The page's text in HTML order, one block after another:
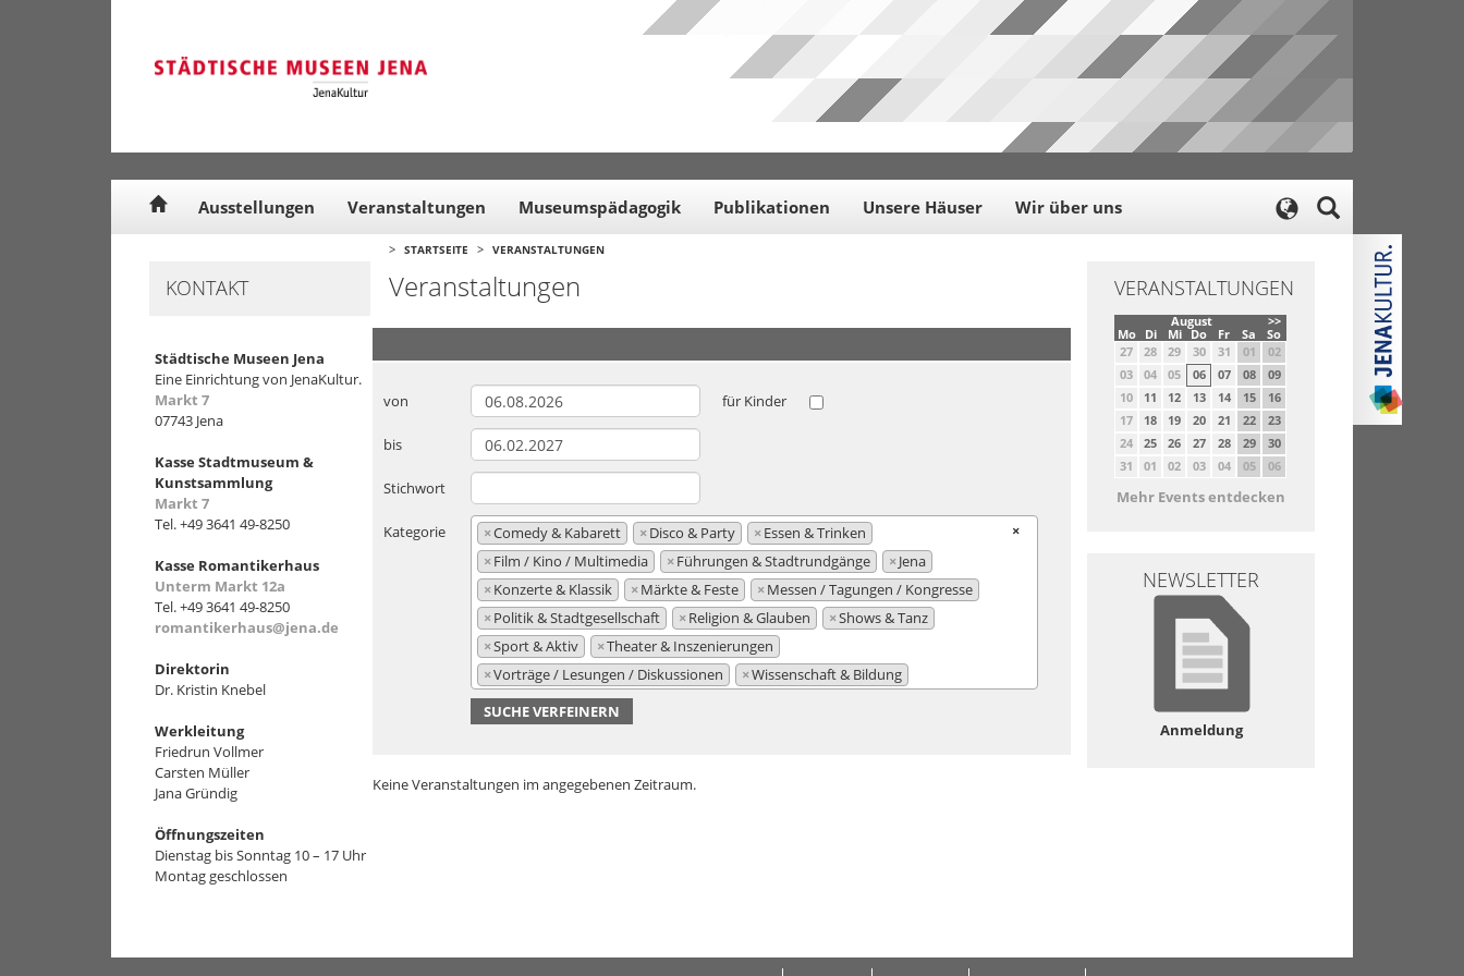
Ausstellungen Veranstaltungen Museumspädagogik Publikationen Unsere Häuser Wir über uns
KONTAKT
Städtische Museen Jena
Eine Einrichtung von JenaKultur.
Markt 7
07743 Jena
Kasse Stadtmuseum &
Kunstsammlung
Markt 7
Tel. +49 3641 49-8250
Kasse Romantikerhaus
Unterm Markt 12a
Tel. +49 3641 49-8250
romantikerhaus@jena.de
Direktorin
Dr. Kristin Knebel
Werkleitung
Friedrun Vollmer
Carsten Müller
Jana Gründig
Öffnungszeiten
Dienstag bis Sonntag 10 – 17 Uhr
Montag geschlossen
> STARTSEITE > VERANSTALTUNGEN
Veranstaltungen
von für Kinder
bis
Stichwort
Kategorie ×
×Comedy & Kabarett ×Disco & Party ×Essen & Trinken
×Film / Kino / Multimedia ×Führungen & Stadtrundgänge ×Jena
×Konzerte & Klassik ×Märkte & Feste ×Messen / Tagungen / Kongresse
×Politik & Stadtgesellschaft ×Religion & Glauben ×Shows & Tanz
×Sport & Aktiv ×Theater & Inszenierungen
×Vorträge / Lesungen / Diskussionen ×Wissenschaft & Bildung
SUCHE VERFEINERN
Keine Veranstaltungen im angegebenen Zeitraum.
VERANSTALTUNGEN
>>
August
Mo
Di Mi Do Fr Sa
So
27
28 29 30 31 01
02
03
04 05 06 07 08
09
10
11 12 13 14 15
16
17
18 19 20 21 22
23
24
25 26 27 28 29
30
31
01 02 03 04 05 06
Mehr Events entdecken
NEWSLETTER
Anmeldung